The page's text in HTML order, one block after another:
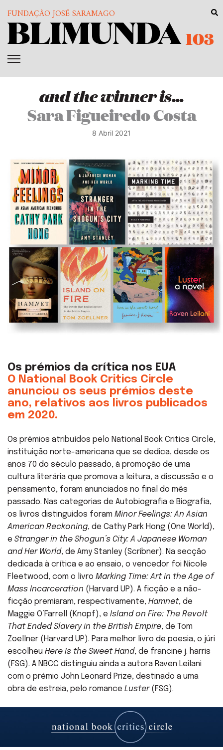
FUNDAÇÃO JOSÉ SARAMAGO
103
and the winner is…
Sara Figueiredo Costa
8 Abril 2021
Os prémios da crítica nos EUA
O National Book Critics Circle
anunciou os seus prémios deste
ano, relativos aos livros publicados
em 2020.
Os prémios atribuídos pelo National Book Critics Circle,
instituição norte-americana que se dedica, desde os
anos 70 do século passado, à promoção de uma
cultura literária que promova a leitura, a discussão e o
pensamento, foram anunciados no final do mês
passado. Nas categorias de Autobiografia e Biografia,
os livros distinguidos foram Minor Feelings: An Asian
American Reckoning, de Cathy Park Hong (One World),
e Stranger in the Shogun’s City: A Japanese Woman
and Her World, de Amy Stanley (Scribner). Na secção
dedicada à crítica e ao ensaio, o vencedor foi Nicole
Fleetwood, com o livro Marking Time: Art in the Age of
Mass Incarceration (Harvard UP). A ficção e a não-
ficção premiaram, respectivamente, Hamnet, de
Maggie O’Farrell (Knopf), e Island on Fire: The Revolt
That Ended Slavery in the British Empire, de Tom
Zoellner (Harvard UP). Para melhor livro de poesia, o júri
escolheu Here Is the Sweet Hand, de francine j. harris
(FSG). A NBCC distinguiu ainda a autora Raven Leilani
com o prémio John Leonard Prize, destinado a uma
obra de estreia, pelo romance Luster(FSG).